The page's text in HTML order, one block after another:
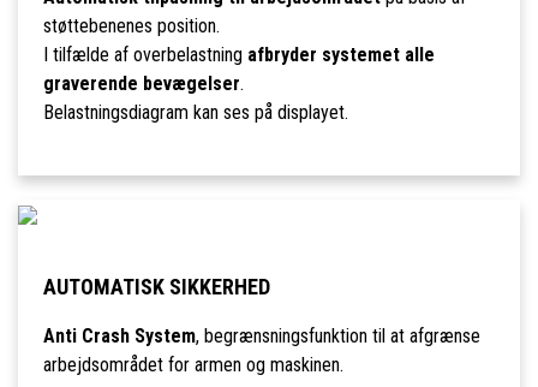
støttebenenes position.
I tilfælde af overbelastning afbryder systemet alle
graverende bevægelser.
Belastningsdiagram kan ses på displayet.
AUTOMATISK SIKKERHED
Anti Crash System, begrænsningsfunktion til at afgrænse
arbejdsområdet for armen og maskinen.